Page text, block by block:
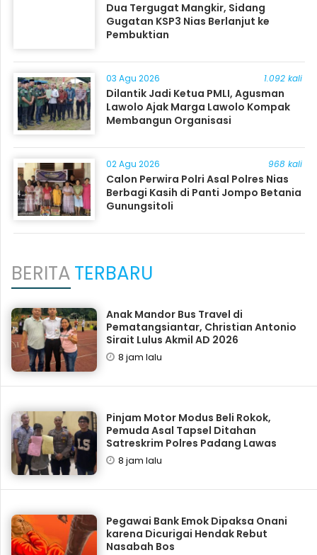
Dua Tergugat Mangkir, Sidang
Gugatan KSP3 Nias Berlanjut ke
Pembuktian
03 Agu 2026 1.092 kali
Dilantik Jadi Ketua PMLI, Agusman
Lawolo Ajak Marga Lawolo Kompak
Membangun Organisasi
02 Agu 2026 968 kali
Calon Perwira Polri Asal Polres Nias
Berbagi Kasih di Panti Jompo Betania
Gunungsitoli
BERITATERBARU
Anak Mandor Bus Travel di
Pematangsiantar, Christian Antonio
Sirait Lulus Akmil AD 2026
8 jam lalu
Pinjam Motor Modus Beli Rokok,
Pemuda Asal Tapsel Ditahan
Satreskrim Polres Padang Lawas
8 jam lalu
Pegawai Bank Emok Dipaksa Onani
karena Dicurigai Hendak Rebut
Nasabah Bos